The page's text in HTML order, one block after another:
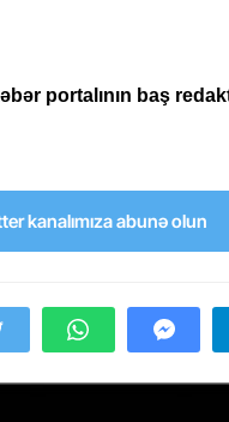
portalının baş
kanalımıza abunə olun